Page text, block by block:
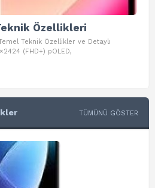
Özellikleri
Teknik Özellikler ve Detaylı
(FHD+) pOLED,
TÜMÜNÜ GÖSTER